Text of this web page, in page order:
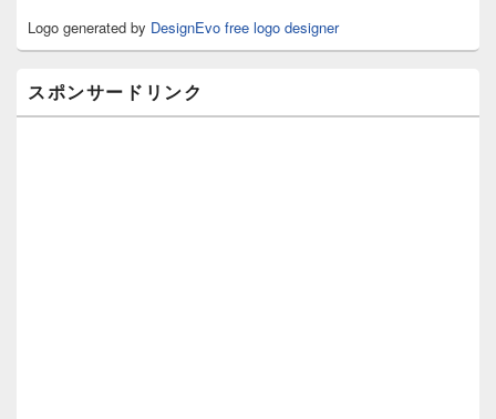
アLogo generated by DesignEvo free logo designer
スポンサードリンク